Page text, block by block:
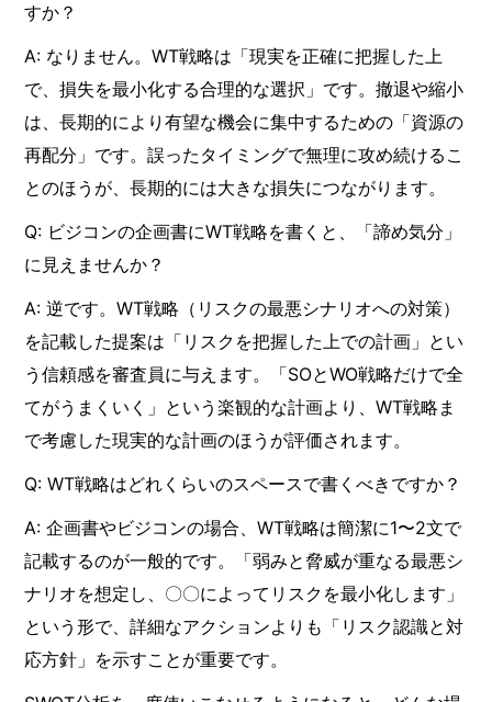
すか？
A: なりません。WT戦略は「現実を正確に把握した上
で、損失を最小化する合理的な選択」です。撤退や縮小
は、長期的により有望な機会に集中するための「資源の
再配分」です。誤ったタイミングで無理に攻め続けるこ
とのほうが、長期的には大きな損失につながります。
Q: ビジコンの企画書にWT戦略を書くと、「諦め気分」
に見えませんか？
A: 逆です。WT戦略（リスクの最悪シナリオへの対策）
を記載した提案は「リスクを把握した上での計画」とい
う信頼感を審査員に与えます。「SOとWO戦略だけで全
てがうまくいく」という楽観的な計画より、WT戦略ま
で考慮した現実的な計画のほうが評価されます。
Q: WT戦略はどれくらいのスペースで書くべきですか？
A: 企画書やビジコンの場合、WT戦略は簡潔に1〜2文で
記載するのが一般的です。「弱みと脅威が重なる最悪シ
ナリオを想定し、〇〇によってリスクを最小化します」
という形で、詳細なアクションよりも「リスク認識と対
応方針」を示すことが重要です。